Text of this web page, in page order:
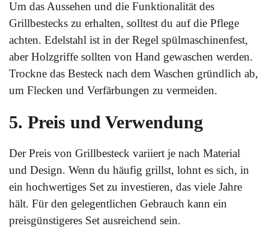
Um das Aussehen und die Funktionalität des
Grillbestecks zu erhalten, solltest du auf die Pflege
achten. Edelstahl ist in der Regel spülmaschinenfest,
aber Holzgriffe sollten von Hand gewaschen werden.
Trockne das Besteck nach dem Waschen gründlich ab,
um Flecken und Verfärbungen zu vermeiden.
5. Preis und Verwendung
Der Preis von Grillbesteck variiert je nach Material
und Design. Wenn du häufig grillst, lohnt es sich, in
ein hochwertiges Set zu investieren, das viele Jahre
hält. Für den gelegentlichen Gebrauch kann ein
preisgünstigeres Set ausreichend sein.